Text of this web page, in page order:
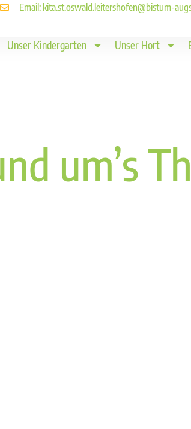
Email: kita.st.oswald.leitershofen@bistum-
Unser Kindergarten Unser Hort
um’s